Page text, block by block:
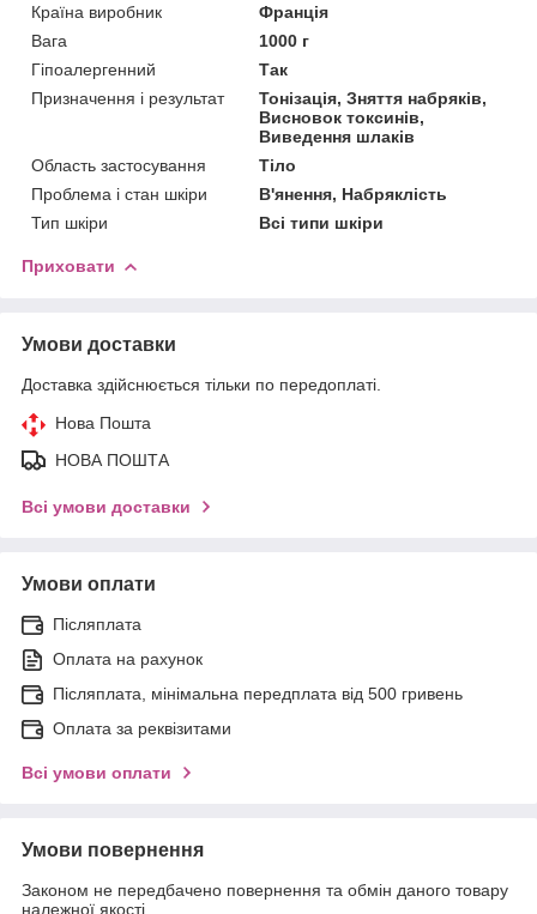
Країна виробник
Франція
Вага
1000 г
Гіпоалергенний
Так
Призначення і результат
Тонізація, Зняття набряків,
Висновок токсинів,
Виведення шлаків
Область застосування
Тіло
Проблема і стан шкіри
В'янення, Набряклість
Тип шкіри
Всі типи шкіри
Приховати
Умови доставки
Доставка здійснюється тільки по передоплаті.
Нова Пошта
НОВА ПОШТА
Всі умови доставки
Умови оплати
Післяплата
Оплата на рахунок
Післяплата, мінімальна передплата від 500 гривень
Оплата за реквізитами
Всі умови оплати
Умови повернення
Законом не передбачено повернення та обмін даного товару
належної якості